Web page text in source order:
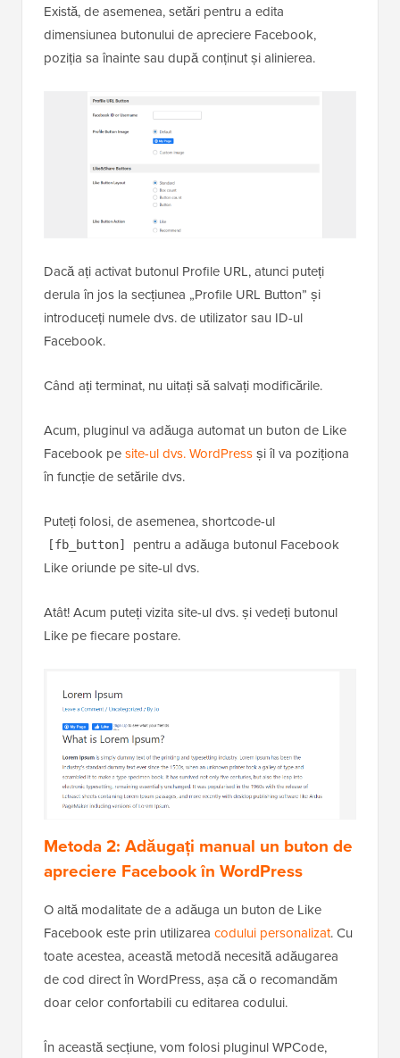
Există, de asemenea, setări pentru a edita
dimensiunea butonului de apreciere Facebook,
poziția sa înainte sau după conținut și alinierea.
Dacă ați activat butonul Profile URL, atunci puteți
derula în jos la secțiunea „Profile URL Button” și
introduceți numele dvs. de utilizator sau ID-ul
Facebook.
Când ați terminat, nu uitați să salvați modificările.
Acum, pluginul va adăuga automat un buton de Like
Facebook pesite-ul dvs. WordPressși îl va poziționa
în funcție de setările dvs.
Puteți folosi, de asemenea, shortcode-ul
[fb_button]
pentru a adăuga butonul Facebook
Like oriunde pe site-ul dvs.
Atât! Acum puteți vizita site-ul dvs. și vedeți butonul
Like pe fiecare postare.
Metoda 2: Adăugați manual un buton de
apreciere Facebook în WordPress
O altă modalitate de a adăuga un buton de Like
Facebook este prin utilizarea codului personalizat. Cu
toate acestea, această metodă necesită adăugarea
de cod direct în WordPress, așa că o recomandăm
doar celor confortabili cu editarea codului.
În această secțiune, vom folosi pluginul WPCode,